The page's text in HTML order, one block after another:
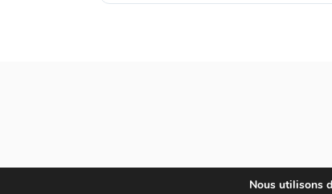
Nous utilisons